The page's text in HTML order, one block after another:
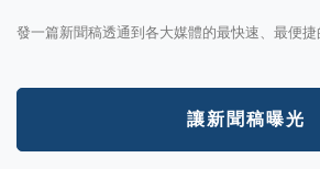
發一篇新聞稿透通到各大媒體的最快速、最便捷
讓新聞稿曝光